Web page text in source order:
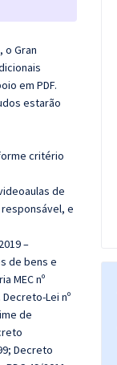
, o Gran
em PDF.
estarão
critério
de
e
–
de bens e
MEC nº
Lei nº
de
Decreto